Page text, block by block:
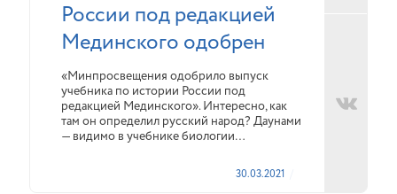
России под редакцией
Мединского одобрен
«Минпросвещения одобрило выпуск
учебника по истории России под
редакцией Мединского». Интересно, как
там он определил русский народ? Даунами
— видимо в учебнике биологии…
30.03.2021